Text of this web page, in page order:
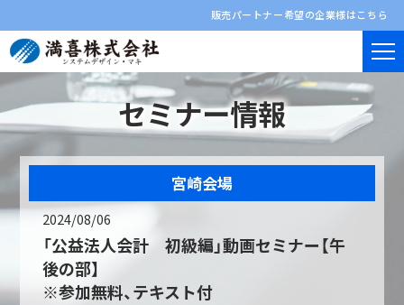
販売パートナー希望の企業様はこちら
セミナー情報
宮崎会場
2024/08/06
「公益法人会計 初級編」動画セミナー【午
後の部】
※参加無料、テキスト付